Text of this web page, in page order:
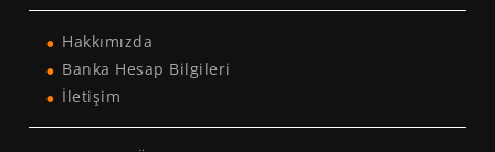
Hakkımızda
Banka Hesap Bilgileri
İletişim